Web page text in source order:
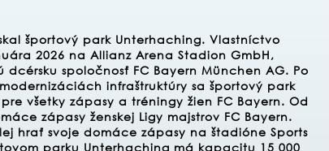
športový park Unterhaching. Vlastníctvo
2026 na Allianz Arena Stadion GmbH,
dcérsku spoločnosť FC Bayern München AG. Po
infraštruktúry sa športový park
všetky zápasy a tréningy žien FC Bayern. Od
zápasy ženskej Ligy majstrov FC Bayern.
hrať svoje domáce zápasy na štadióne Sports
parku Unterhaching má kapacitu 15 000